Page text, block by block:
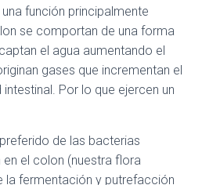
función principalmente
se comportan de una forma
el agua aumentando el
gases que incrementan el
Por lo que ejercen un
de las bacterias
el colon (nuestra flora
la fermentación y putrefacción